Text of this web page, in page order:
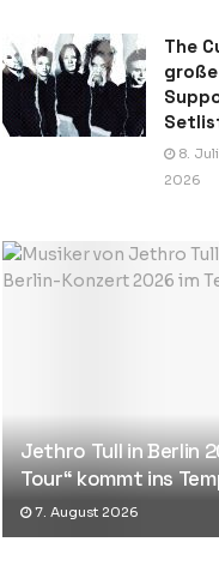
The
8. Juli
2026
Jethro Tull in Berlin
Tour“ kommt ins
7. August 2026